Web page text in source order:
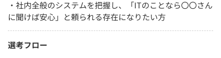
・社内全般のシステムを把握し、「ITのことなら〇〇さん
に聞けば安心」と頼られる存在になりたい方
選考フロー